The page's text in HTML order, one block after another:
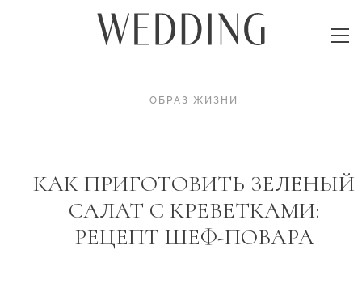
ОБРАЗ ЖИЗНИ
КАК ПРИГОТОВИТЬ ЗЕЛЕНЫЙ
САЛАТ С КРЕВЕТКАМИ:
РЕЦЕПТ ШЕФ-ПОВАРА